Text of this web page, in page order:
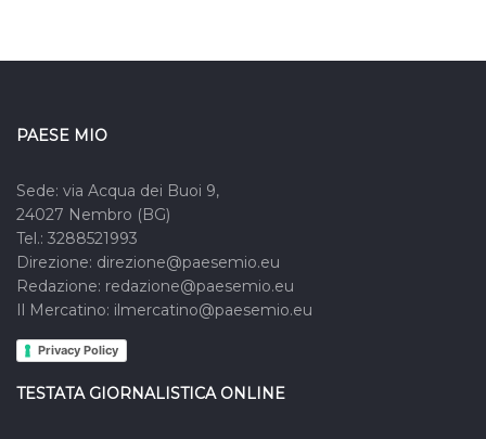
PAESE MIO
Sede: via Acqua dei Buoi 9,
24027 Nembro (BG)
Tel.: 3288521993
Direzione: direzione@paesemio.eu
Redazione: redazione@paesemio.eu
Il Mercatino: ilmercatino@paesemio.eu
Privacy Policy
TESTATA GIORNALISTICA ONLINE